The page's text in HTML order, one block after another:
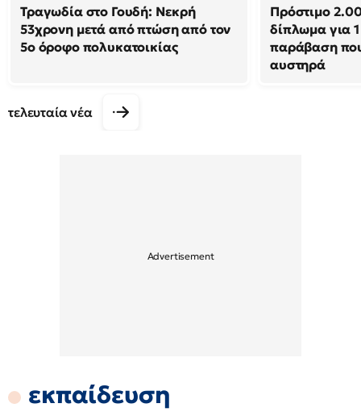
Τραγωδία στο Γουδή: Νεκρή
53χρονη μετά από πτώση από τον
5ο όροφο πολυκατοικίας
Πρόστιμο
δίπλωμα για
παράβαση που
αυστηρά
τελευταία νέα
εκπαίδευση